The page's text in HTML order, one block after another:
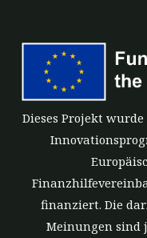
Dieses Projekt
finanziert. Die
Meinungen sind